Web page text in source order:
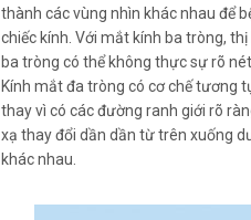
thành các vùng nhìn khác nhau để
chiếc kính. Với mắt kính ba tròng,
ba tròng có thể không thực sự rõ
Kính mắt đa tròng có cơ chế tương
thay vì có các đường ranh giới rõ
xạ thay đổi dần dần từ trên xuống
khác nhau.